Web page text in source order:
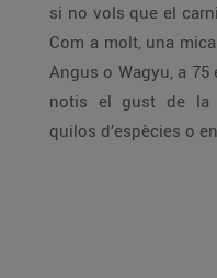
si no vols que el
Com a molt, una
Angus o Wagyu, a
notis el gust de la
quilos d’espècies o